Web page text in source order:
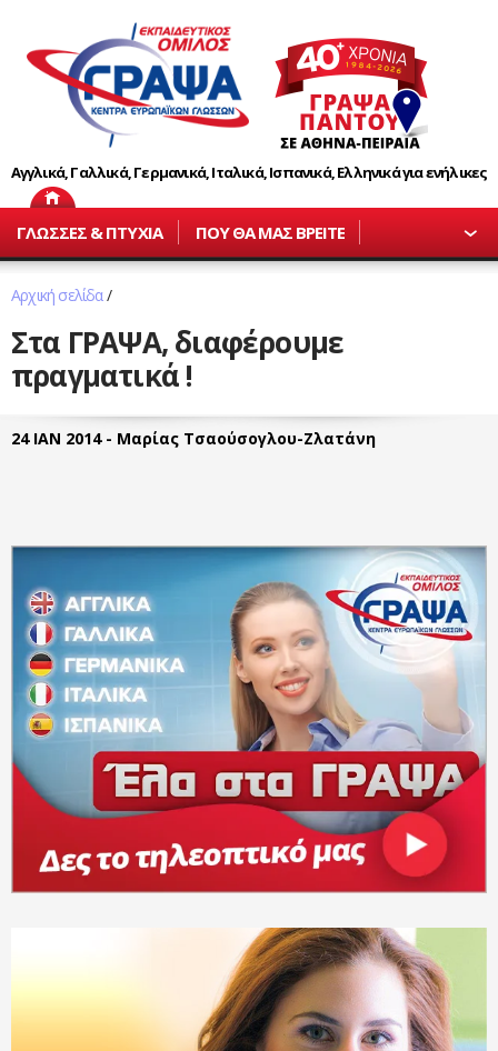
Αγγλικά, Γαλλικά, Γερμανικά, Ιταλικά, Ισπανικά, Ελληνικά για ενήλικες
ΓΛΩΣΣΕΣ & ΠΤΥΧΙΑ ΠΟΥ ΘΑ ΜΑΣ ΒΡΕΙΤΕ
Αρχική σελίδα/
Στα ΓΡΑΨΑ, διαφέρουμε
πραγματικά !
24 ΙΑΝ 2014 - Μαρίας Τσαούσογλου-Ζλατάνη